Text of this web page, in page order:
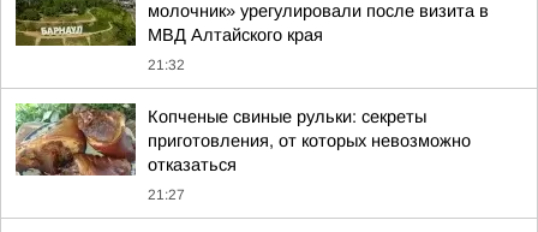
молочник» урегулировали после визита в
МВД Алтайского края
21:32
Копченые свиные рульки: секреты
приготовления, от которых невозможно
отказаться
21:27